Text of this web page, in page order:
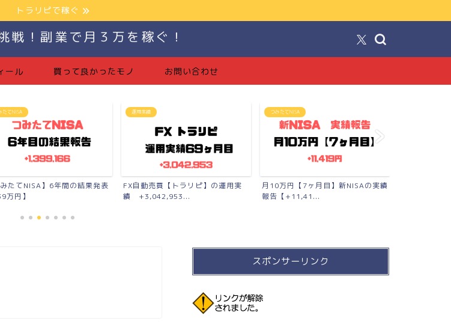
トラリピで稼ぐ
戦！副業で月３万を稼ぐ！
ール 買って良かったモノ お問い合わせ
実績
動売買【トラリピ】の運用実
つみたてNISA
月10万円【7ヶ月目】新NISAの実績
報告【+11,41...
FX投資【トラリピ】
【完全版】トラリピの始め方【準備
品〜口座開設〜勉強法まで...
スポンサーリンク